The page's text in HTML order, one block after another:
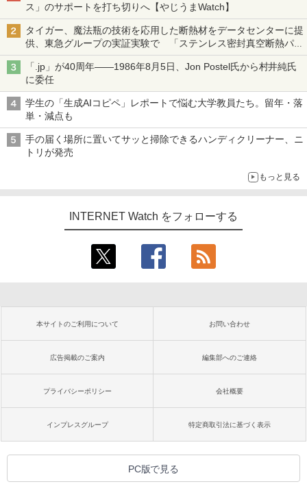
ス」のサポートを打ち切りへ【やじうまWatch】
タイガー、魔法瓶の技術を応用した断熱材をデータセンターに提
供、東急グループの実証実験で 「ステンレス密封真空断熱パネ
ル TIVIP」
「.jp」が40周年――1986年8月5日、Jon Postel氏から村井純氏
に委任
学生の「生成AIコピペ」レポートで悩む大学教員たち。留年・落
単・減点も
手の届く場所に置いてサッと掃除できるハンディクリーナー、ニ
トリが発売
もっと見る
INTERNET Watch をフォローする
本サイトのご利用について お問い合わせ
広告掲載のご案内 編集部へのご連絡
プライバシーポリシー 会社概要
インプレスグループ 特定商取引法に基づく表示
PC版で見る